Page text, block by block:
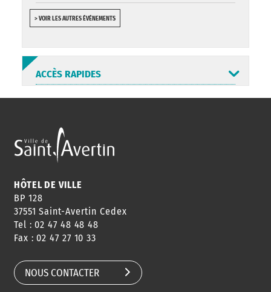
> VOIR LES AUTRES ÉVÉNEMENTS
ACCÈS RAPIDES
ANNUAIRE
HORAIRES
CONSEILS
DE QUARTIER
HÔTEL DE VILLE
BP 128
37551 Saint-Avertin Cedex
Tel : 02 47 48 48 48
Fax : 02 47 27 10 33
NOUS CONTACTER